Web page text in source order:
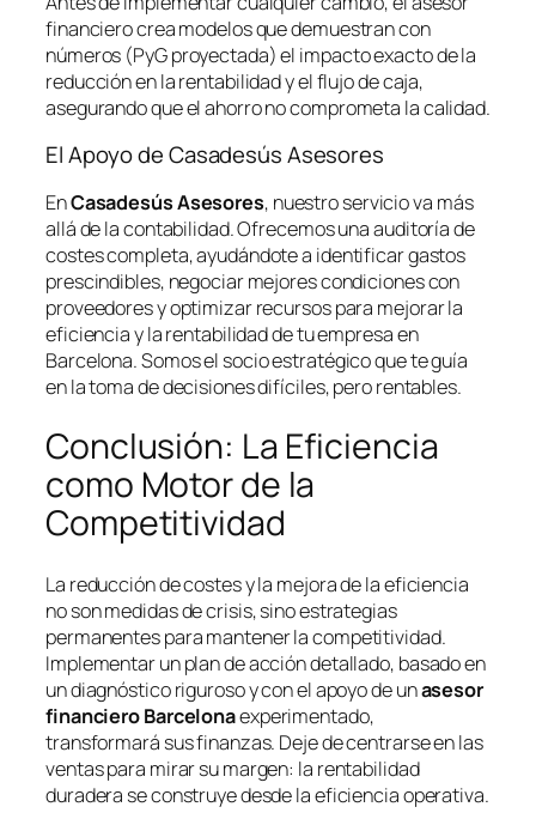
financiero crea modelos que demuestran con
números (PyG proyectada) el impacto exacto de la
reducción en la rentabilidad y el flujo de caja,
asegurando que el ahorro no comprometa la calidad.
El Apoyo de Casadesús Asesores
EnCasadesús Asesores, nuestro servicio va más
allá de la contabilidad. Ofrecemos una auditoría de
costes completa, ayudándote a identificar gastos
prescindibles, negociar mejores condiciones con
proveedores y optimizar recursos para mejorar la
eficiencia y la rentabilidad de tu empresa en
Barcelona. Somos el socio estratégico que te guía
en la toma de decisiones difíciles, pero rentables.
Conclusión: La Eficiencia
como Motor de la
Competitividad
La reducción de costes y la mejora de la eficiencia
no son medidas de crisis, sino estrategias
permanentes para mantener la competitividad.
Implementar un plan de acción detallado, basado en
un diagnóstico riguroso y con el apoyo de unasesor
financiero Barcelonaexperimentado,
transformará sus finanzas. Deje de centrarse en las
ventas para mirar su margen: la rentabilidad
duradera se construye desde la eficiencia operativa.